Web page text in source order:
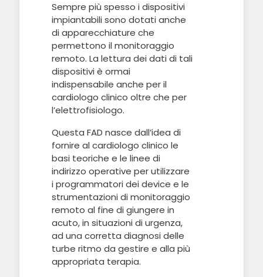
Sempre più spesso i dispositivi
impiantabili sono dotati anche
di apparecchiature che
permettono il monitoraggio
remoto. La lettura dei dati di tali
dispositivi è ormai
indispensabile anche per il
cardiologo clinico oltre che per
l’elettrofisiologo.
Questa FAD nasce dall’idea di
fornire al cardiologo clinico le
basi teoriche e le linee di
indirizzo operative per utilizzare
i programmatori dei device e le
strumentazioni di monitoraggio
remoto al fine di giungere in
acuto, in situazioni di urgenza,
ad una corretta diagnosi delle
turbe ritmo da gestire e alla più
appropriata terapia.